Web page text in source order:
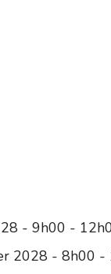
- 9h00 -
2028 - 8h00 -